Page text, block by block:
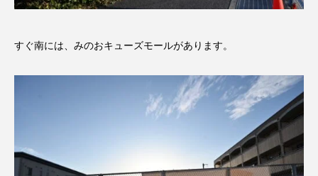
すぐ南には、みのおキューズモールがあります。